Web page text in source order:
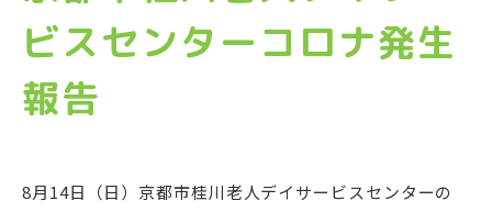
ビスセンターコロナ発生
報告
8月14日（日）京都市桂川老人デイサービスセンターの